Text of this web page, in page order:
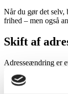
Når du gør det selv,
frihed – men også
Skift af
Adresseændring er
Du kan melde